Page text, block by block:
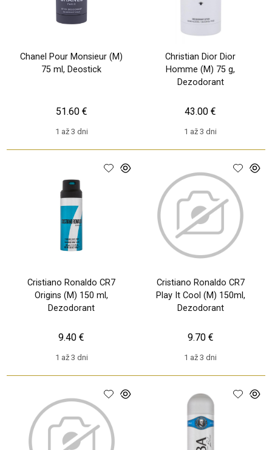
Chanel Pour Monsieur (M)
75 ml, Deostick
1 až 3 dni
51.60 €
Christian Dior Dior
Homme (M) 75 g,
Dezodorant
1 až 3 dni
43.00 €
Cristiano Ronaldo CR7
Origins (M) 150 ml,
Dezodorant
1 až 3 dni
9.40 €
Cristiano Ronaldo CR7
Play It Cool (M) 150ml,
Dezodorant
1 až 3 dni
9.70 €